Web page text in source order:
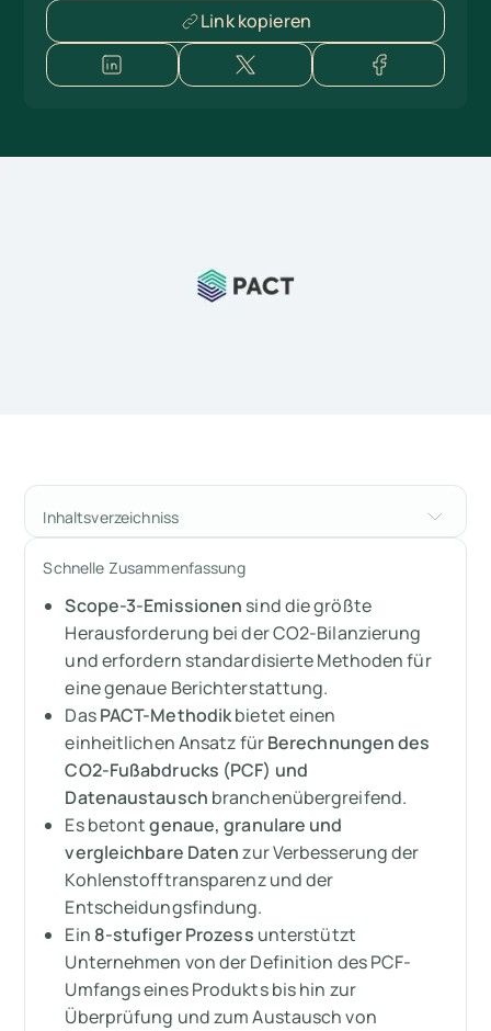
Link kopieren
Inhaltsverzeichniss
Die Herausforderung der
branchenübergreifenden Einheitlichkeit
Einführung in die PACT-Methodik
Die Kernprinzipien der PACT-Methodik
Ziele und Anwendung der PACT-Methodik
Tools zur Unterstützung der PACT-Methodik
Akzeptanz in der Branche: Beispiele aus der
Praxis
Die Rolle von Verifizierung und
Datenintegrität
Bewältigung der Herausforderungen bei der
Umsetzung der PACT-Methodik
Schnelle Zusammenfassung
Scope-3-Emissionen sind die größte
Herausforderung bei der CO2-Bilanzierung
und erfordern standardisierte Methoden für
eine genaue Berichterstattung.
DasPACT-Methodikbietet einen
einheitlichen Ansatz fürBerechnungen des
CO2-Fußabdrucks (PCF) und
Datenaustausch branchenübergreifend.
Es betontgenaue, granulare und
vergleichbare Datenzur Verbesserung der
Kohlenstofftransparenz und der
Entscheidungsfindung.
Ein 8-stufiger Prozess unterstützt
Unternehmen von der Definition des PCF-
Umfangs eines Produkts bis hin zur
Überprüfung und zum Austausch von